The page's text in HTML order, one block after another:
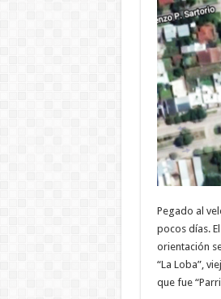
Pegado al
pocos días.
orientación
“La Loba”,
que fue